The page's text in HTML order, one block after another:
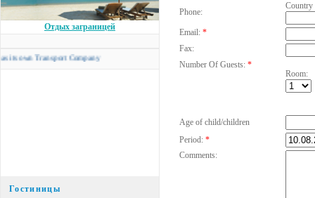
Отдых заграницей
Transport Company
Гостиницы
Phone:
Country
Email: *
Fax:
Number Of Guests: *
Room:
Age of child/children
Period: *
Comments: